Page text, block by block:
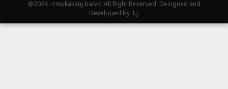
@2024 - rmukakanj.ba/v4. All Right Reserved. Designed and
Developed by T.J.